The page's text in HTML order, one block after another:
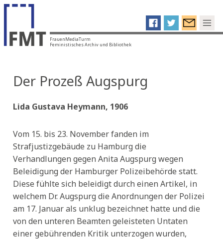
FrauenMediaTurm
Feministisches Archiv und Bibliothek
Der Prozeß Augspurg
Lida Gustava Heymann, 1906
Vom 15. bis 23. November fanden im
Strafjustizgebäude zu Hamburg die
Verhandlungen gegen Anita Augspurg wegen
Beleidigung der Hamburger Polizeibehörde statt.
Diese fühlte sich beleidigt durch einen Artikel, in
welchem Dr. Augspurg die Anordnungen der Polizei
am 17. Januar als unklug bezeichnet hatte und die
von den unteren Beamten geleisteten Untaten
einer gebührenden Kritik unterzogen wurden,